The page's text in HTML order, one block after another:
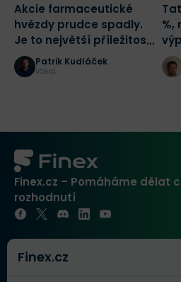
Akcie farmaceutické
hvězdy prudce spadly.
Je to největší příležitost
tohoto desetiletí?
Patrik Kudláček
včera
%,
Finex.cz – Pomáháme dělat
rozhodnutí
Finex.cz